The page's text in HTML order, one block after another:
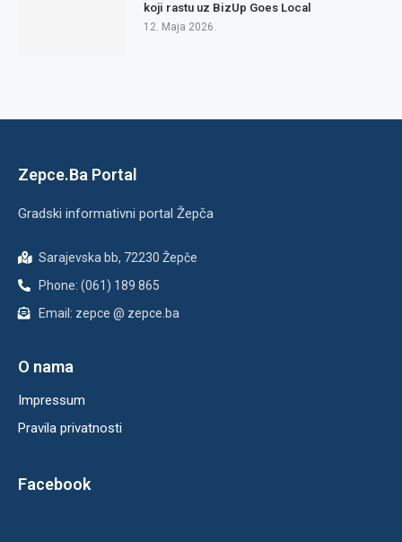
koji rastu uz BizUp Goes Local
12. Maja 2026.
Zepce.Ba Portal
Gradski informativni portal Žepča
Sarajevska bb, 72230 Žepče
Phone: (061) 189 865
Email: zepce @ zepce.ba
O nama
Impressum
Pravila privatnosti
Facebook